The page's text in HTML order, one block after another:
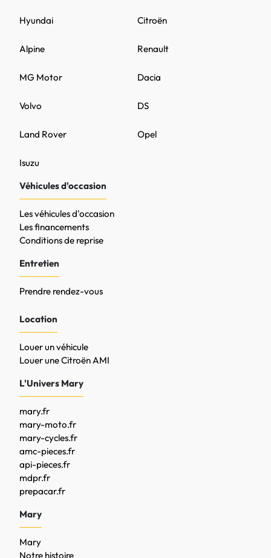
DS
MG Motor
Citroën
Opel
Volvo
Renault
Hyundai
Land Rover
Dacia
Alpine
Isuzu
Véhicules d'occasion
Les véhicules d'occasion
Les financements
Conditions de reprise
Entretien
Prendre rendez-vous
Location
Louer un véhicule
Louer une Citroën AMI
L'Univers Mary
mary.fr
mary-moto.fr
mary-cycles.fr
amc-pieces.fr
api-pieces.fr
mdpr.fr
prepacar.fr
Mary
Mary
Notre histoire